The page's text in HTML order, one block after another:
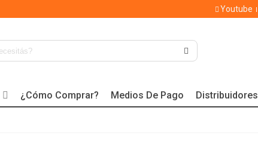
Youtube
¿Cómo Comprar? Medios De Pago Distribuidores